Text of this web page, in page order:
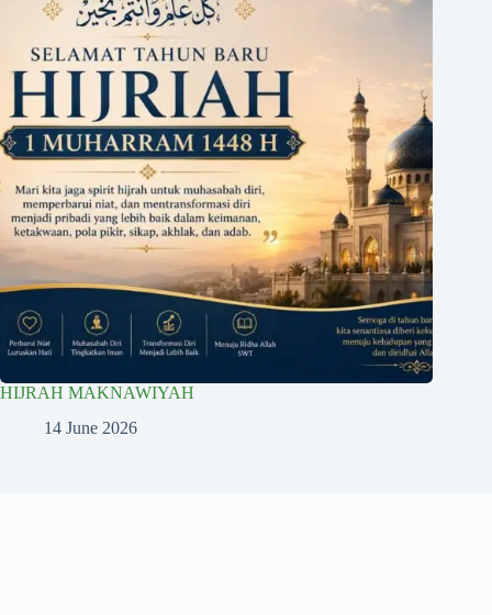
HIJRAH MAKNAWIYAH
14 June 2026